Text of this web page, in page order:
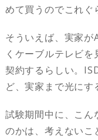
めて買うのでこれぐ
そういえば、実家が
くケーブルテレビ
契約するらしい。
ど、実家まで光にす
試験期間中に、こん
のかは、考えない